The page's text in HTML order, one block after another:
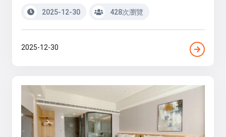
2025-12-30 428次瀏覽
2025-12-30